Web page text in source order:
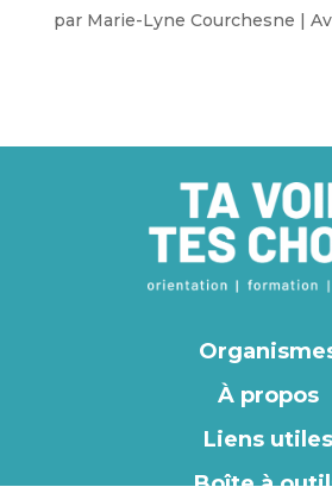
par Marie-Lyne Courchesne |
À propos
Liens utiles